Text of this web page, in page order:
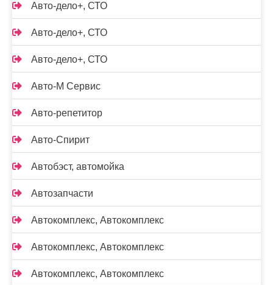
Авто-дело+, СТО
Авто-дело+, СТО
Авто-дело+, СТО
Авто-М Сервис
Авто-репетитор
Авто-Спирит
Автобэст, автомойка
Автозапчасти
Автокомплекс, Автокомплекс
Автокомплекс, Автокомплекс
Автокомплекс, Автокомплекс